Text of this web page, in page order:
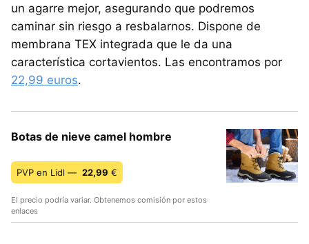
un agarre mejor, asegurando que podremos
caminar sin riesgo a resbalarnos. Dispone de
membrana TEX integrada que le da una
característica cortavientos. Las encontramos por
22,99 euros.
Botas de nieve camel hombre
PVP en Lidl — 22,99 €
El precio podría variar. Obtenemos comisión por estos
enlaces